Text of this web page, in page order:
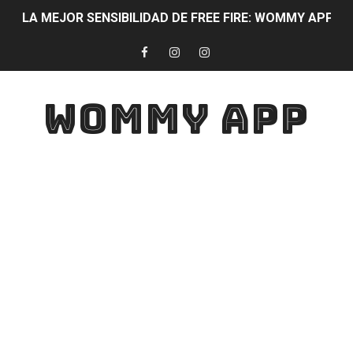
LA MEJOR SENSIBILIDAD DE FREE FIRE: WOMMY APP
DIAMANTES Free Fire 100% CON WOMMY APP
LA APLICACIÓN QUE TODO JUGADOR DEBE USAR:
WOMMY APP